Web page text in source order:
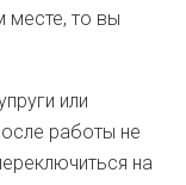
месте, то вы
или
работы не
на